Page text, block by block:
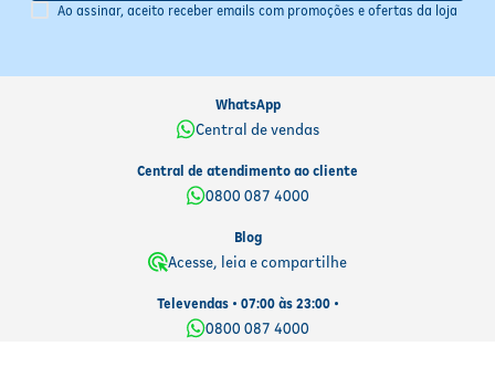
Ao assinar, aceito receber emails com promoções e ofertas da loja
WhatsApp
Central de vendas
Central de atendimento ao cliente
0800 087 4000
Blog
Acesse, leia e compartilhe
Televendas • 07:00 às 23:00 •
0800 087 4000